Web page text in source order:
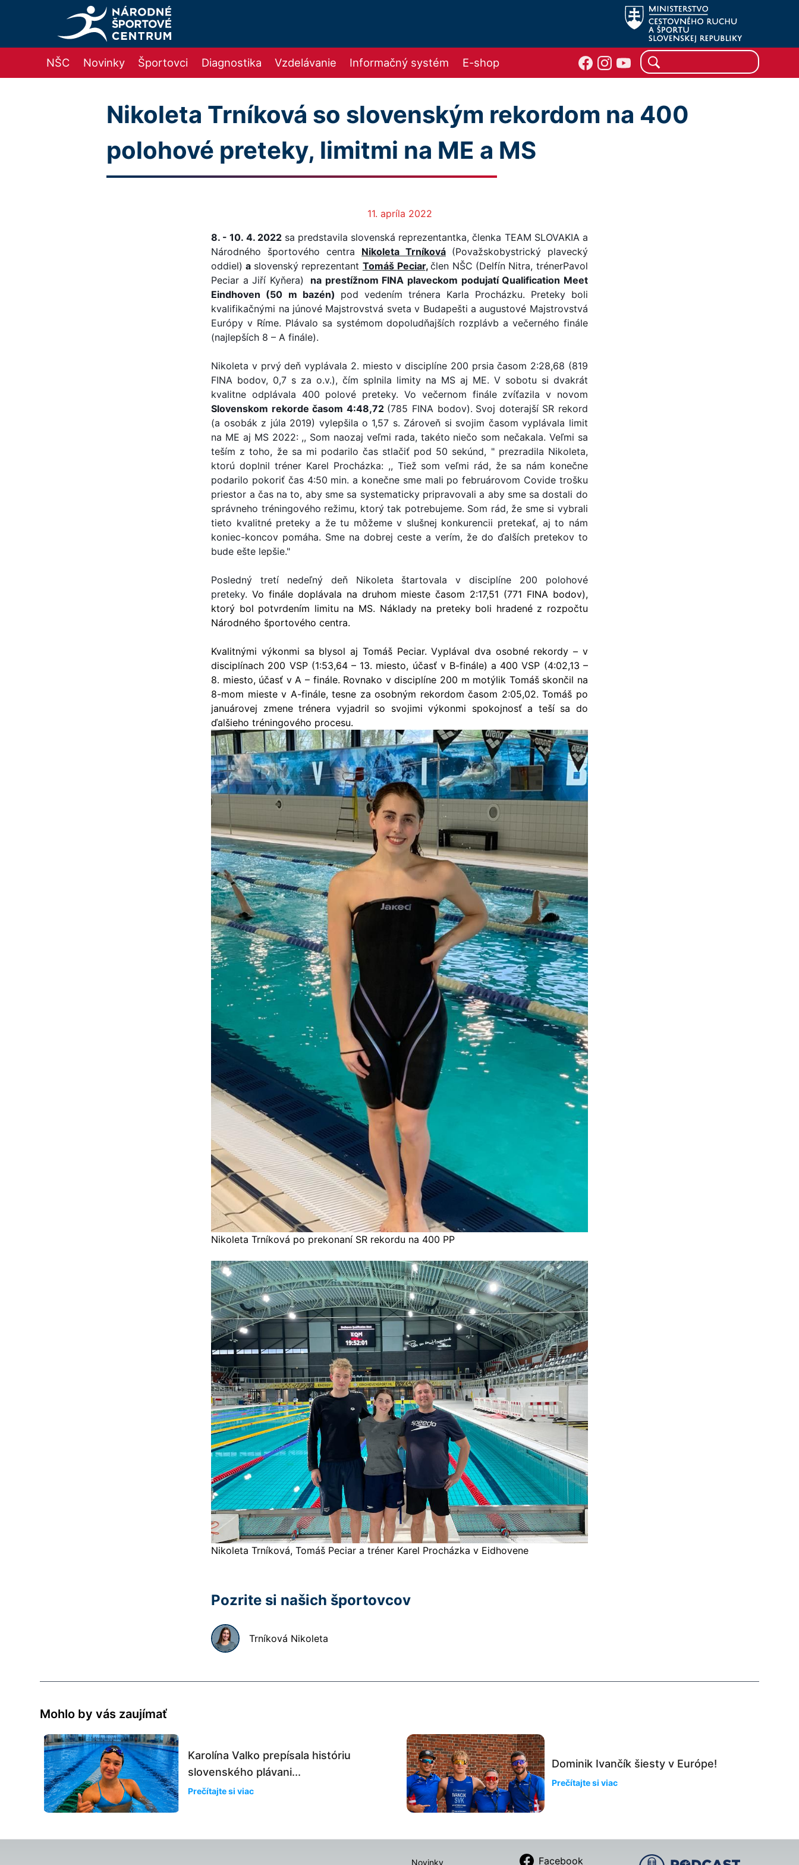
NŠC Novinky Športovci Diagnostika Vzdelávanie Informačný systém E-shop
Nikoleta Trníková so slovenským rekordom na 400
polohové preteky, limitmi na ME a MS
11. apríla 2022
8. - 10. 4. 2022sa predstavila slovenská reprezentantka, členka TEAM SLOVAKIA a
Národného športového centra Nikoleta Trníková (Považskobystrický plavecký
oddiel) a slovenský reprezentant Tomáš Peciar,člen NŠC (Delfín Nitra, trénerPavol
Peciar a Jiří Kyňera)
na prestížnom FINA plaveckom podujatí Qualification Meet
Eindhoven (50 m bazén) pod vedením trénera Karla Procházku. Preteky boli
kvalifikačnými na júnové Majstrovstvá sveta v Budapešti a augustové Majstrovstvá
Európy v Ríme. Plávalo sa systémom dopoludňajších rozplávb a večerného finále
(najlepších 8 – A finále).
Nikoleta v prvý deň vyplávala 2. miesto v disciplíne 200 prsia časom 2:28,68 (819
FINA bodov, 0,7 s za o.v.), čím splnila limity na MS aj ME. V sobotu si dvakrát
kvalitne odplávala 400 polové preteky. Vo večernom finále zvíťazila v novom
Slovenskom rekorde časom 4:48,72 (785 FINA bodov). Svoj doterajší SR rekord
(a osobák z júla 2019) vylepšila o 1,57 s. Zároveň si svojim časom vyplávala limit
na ME aj MS 2022: ,, Som naozaj veľmi rada, takéto niečo som nečakala. Veľmi sa
teším z toho, že sa mi podarilo čas stlačiť pod 50 sekúnd, " prezradila Nikoleta,
ktorú doplnil tréner Karel Procházka: ,, Tiež som veľmi rád, že sa nám konečne
podarilo pokoriť čas 4:50 min. a konečne sme mali po februárovom Covide trošku
priestor a čas na to, aby sme sa systematicky pripravovali a aby sme sa dostali do
správneho tréningového režimu, ktorý tak potrebujeme. Som rád, že sme si vybrali
tieto kvalitné preteky a že tu môžeme v slušnej konkurencii pretekať, aj to nám
koniec-koncov pomáha. Sme na dobrej ceste a verím, že do ďalších pretekov to
bude ešte lepšie."
Posledný tretí nedeľný deň Nikoleta štartovala v disciplíne 200 polohové
preteky.Vo finále doplávala na druhom mieste časom 2:17,51 (771 FINA bodov),
ktorý bol potvrdením limitu na MS. Náklady na preteky boli hradené z rozpočtu
Národného športového centra.
Kvalitnými výkonmi sa blysol aj Tomáš Peciar. Vyplával dva osobné rekordy – v
disciplínach 200 VSP (1:53,64 – 13. miesto, účasť v B-finále) a 400 VSP (4:02,13 –
8. miesto, účasť v A – finále. Rovnako v disciplíne 200 m motýlik Tomáš skončil na
8-mom mieste v A-finále, tesne za osobným rekordom časom 2:05,02. Tomáš po
januárovej zmene trénera vyjadril so svojimi výkonmi spokojnosť a teší sa do
ďalšieho tréningového procesu.
Nikoleta Trníková po prekonaní SR rekordu na 400 PP
Nikoleta Trníková, Tomáš Peciar a tréner Karel Procházka v Eidhovene
Pozrite si našich športovcov
Trníková Nikoleta
Mohlo by vás zaujímať
Karolína Valko prepísala históriu
slovenského plávani...
Prečítajte si viac
Dominik Ivančík šiesty v Európe!
Prečítajte si viac
Novinky Facebook